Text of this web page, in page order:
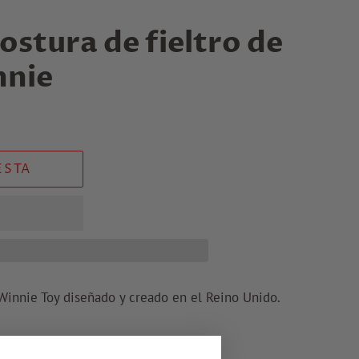
de fieltro de
Toy diseñado y creado en el Reino Unido.